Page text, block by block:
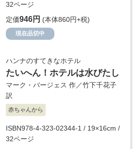
32ページ
定価946円 (本体860円+税)
現在品切中
ハンナのすてきなホテル
たいへん！ホテルは水びたし
マーク・バージェス 作／竹下千花子
訳
赤ちゃんから
ISBN978-4-323-02344-1 / 19×16cm /
32ページ